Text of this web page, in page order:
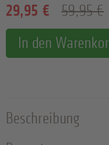
29,95 € 59,95 €
In den
Beschreibung